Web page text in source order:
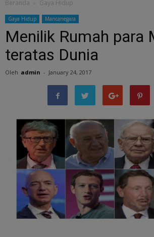
Beranda Gaya Hidup
Gaya Hidup Mancanegara
Menilik Rumah para
teratas Dunia
Oleh admin - January 24, 2017